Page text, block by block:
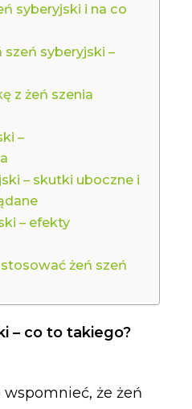
syberyjski i na co
syberyjski –
z żeń szenia
–
– skutki uboczne i
– efekty
żeń szeń
– co to takiego?
że żeń